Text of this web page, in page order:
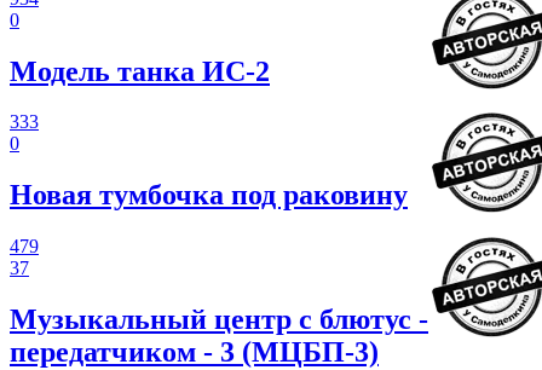
0
Модель танка ИС-2
333
0
Новая тумбочка под раковину
479
37
Музыкальный центр с блютус -
передатчиком - 3 (МЦБП-3)